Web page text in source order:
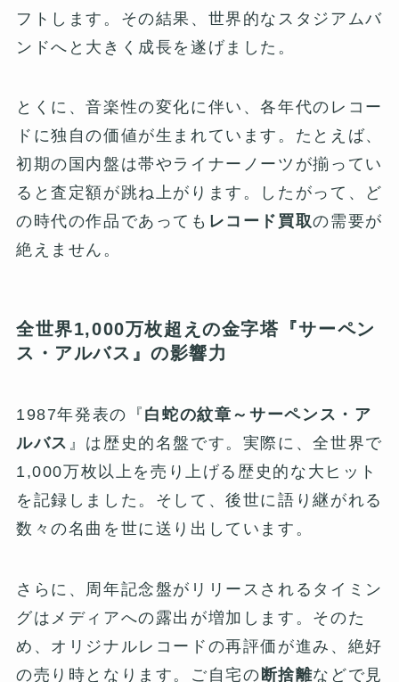
フトします。その結果、世界的なスタジアムバ
ンドへと大きく成長を遂げました。
とくに、音楽性の変化に伴い、各年代のレコー
ドに独自の価値が生まれています。たとえば、
初期の国内盤は帯やライナーノーツが揃ってい
ると査定額が跳ね上がります。したがって、ど
の時代の作品であっても レコード買取の需要が
絶えません。
全世界1,000万枚超えの金字塔『サーペン
ス・アルバス』の影響力
1987年発表の『 白蛇の紋章～サーペンス・ア
ルバス 』は歴史的名盤です。実際に、全世界で
1,000万枚以上を売り上げる歴史的な大ヒット
を記録しました。そして、後世に語り継がれる
数々の名曲を世に送り出しています。
さらに、周年記念盤がリリースされるタイミン
グはメディアへの露出が増加します。そのた
め、オリジナルレコードの再評価が進み、絶好
の売り時となります。ご自宅の 断捨離などで見